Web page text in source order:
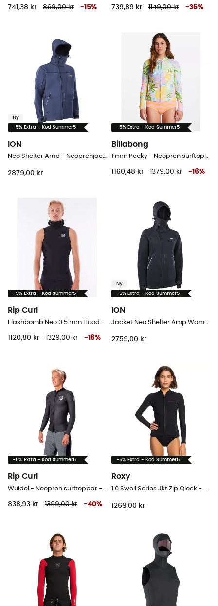
741,38 kr 869,00 kr -15% 739,89 kr 1149,00 kr -36%
Ny
-5% Extra - Kod Summer5
ION
Neo Shelter Amp - Neoprenjacka - Herr
2879,00 kr
-5% Extra - Kod Summer5
Billabong
1 mm Peeky - Neopren surftoppar - Dam
1160,48 kr 1379,00 kr -16%
-5% Extra - Kod Summer5
Rip Curl
Flashbomb Neo 0.5 mm Hooded Vest - Neopren surftoppar - Herr
1120,80 kr 1329,00 kr -16%
Ny
-5% Extra - Kod Summer5
ION
Jacket Neo Shelter Amp Women - Neoprenjacka - Dam
2759,00 kr
-5% Extra - Kod Summer5
Rip Curl
Wuidel - Neopren surftoppar - Herr
838,93 kr 1399,00 kr -40%
-5% Extra - Kod Summer5
Roxy
1.0 Swell Series Jkt Zip Qlock - Neoprenjacka - Dam
1269,00 kr